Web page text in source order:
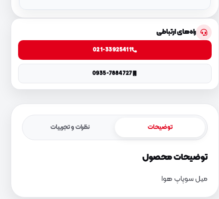
راه‌های ارتباطی
021-33925411
0935-7884727
توضیحات نظرات و تجربیات
توضیحات محصول
میل سوپاپ هوا